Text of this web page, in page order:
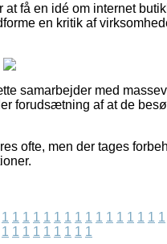
få en idé om internet
en kritik af
samarbejder med
forudsætning af at de
ofte, men der tages
1 1 1 1 1 1 1 1 1 1 1 1 1 1 1 1
1 1 1 1 1 1 1 1 1